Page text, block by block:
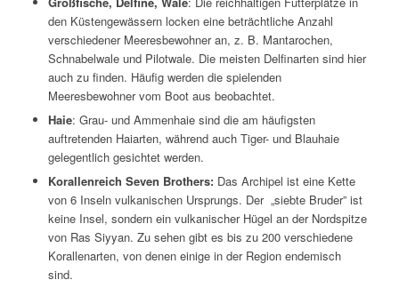
den Küstengewässern locken eine beträchtliche Anzahl
verschiedener Meeresbewohner an, z. B. Mantarochen,
Schnabelwale und Pilotwale. Die meisten Delfinarten sind hier
auch zu finden. Häufig werden die spielenden
Meeresbewohner vom Boot aus beobachtet.
Haie: Grau- und Ammenhaie sind die am häufigsten
auftretenden Haiarten, während auch Tiger- und Blauhaie
gelegentlich gesichtet werden.
Korallenreich Seven Brothers:Das Archipel ist eine Kette
von 6 Inseln vulkanischen Ursprungs. Der „siebte Bruder” ist
keine Insel, sondern ein vulkanischer Hügel an der Nordspitze
von Ras Siyyan. Zu sehen gibt es bis zu 200 verschiedene
Korallenarten, von denen einige in der Region endemisch
sind.